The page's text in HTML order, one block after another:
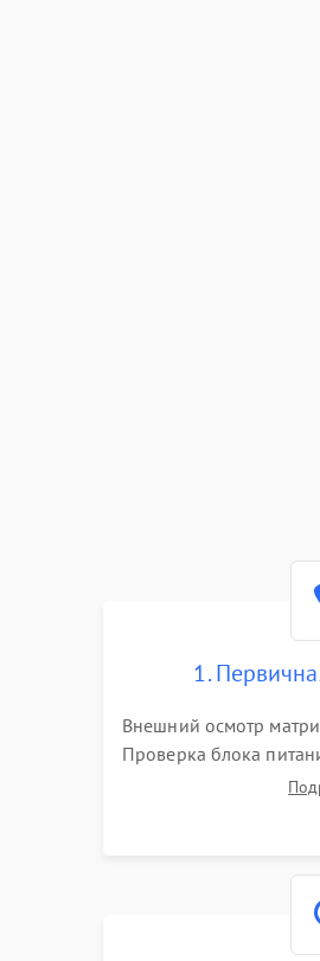
1.
Внешний осмотр
Проверка блока
включения. Оценка